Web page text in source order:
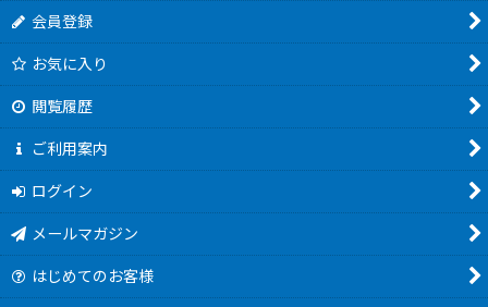
会員登録
お気に入り
閲覧履歴
ご利用案内
ログイン
メールマガジン
はじめてのお客様